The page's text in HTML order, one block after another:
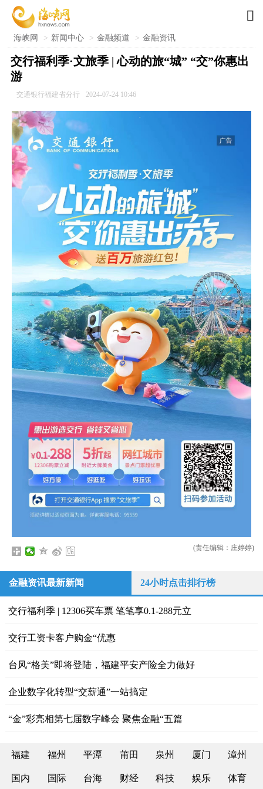

海峡网 > 新闻中心 > 金融频道 > 金融资讯
交行福利季·文旅季 | 心动的旅“城” “交”你惠出
游
交通银行福建省分行 2024-07-24 10:46
(责任编辑：庄婷婷)
金融资讯最新新闻 24小时点击排行榜
交行福利季 | 12306买车票 笔笔享0.1-288元立
交行工资卡客户购金“优惠
台风“格美”即将登陆，福建平安产险全力做好
企业数字化转型“交薪通”一站搞定
“金”彩亮相第七届数字峰会 聚焦金融“五篇
福建 福州 平潭 莆田 泉州 厦门 漳州
国内 国际 台海 财经 科技 娱乐 体育